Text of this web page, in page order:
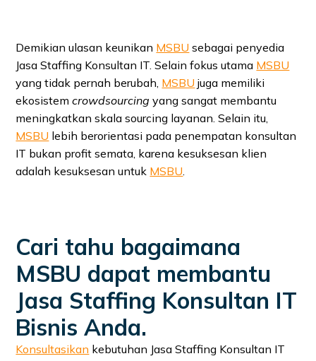
Demikian ulasan keunikan MSBU sebagai penyedia
Jasa Staffing Konsultan IT. Selain fokus utama MSBU
yang tidak pernah berubah, MSBU juga memiliki
ekosistemcrowdsourcingyang sangat membantu
meningkatkan skala sourcing layanan. Selain itu,
MSBU lebih berorientasi pada penempatan konsultan
IT bukan profit semata, karena kesuksesan klien
adalah kesuksesan untuk MSBU.
Cari tahu bagaimana
MSBU dapat membantu
Jasa Staffing Konsultan IT
Bisnis Anda.
Konsultasikan kebutuhan Jasa Staffing Konsultan IT